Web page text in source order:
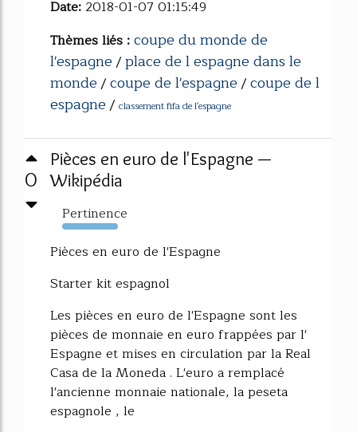
Date: 2018-01-07 01:15:49
Thèmes liés :coupe du monde de
l'espagne/place de l espagne dans le
monde/coupe de l'espagne/coupe de l
espagne/ classement fifa de l'espagne
0
Pièces en euro de l'Espagne —
Wikipédia
Pertinence
616%
Pièces en euro de l'Espagne
Starter kit espagnol
Les pièces en euro de l'Espagne sont les
pièces de monnaie en euro frappées par l'
Espagne et mises en circulation par la Real
Casa de la Moneda . L'euro a remplacé
l'ancienne monnaie nationale, la peseta
espagnole , le